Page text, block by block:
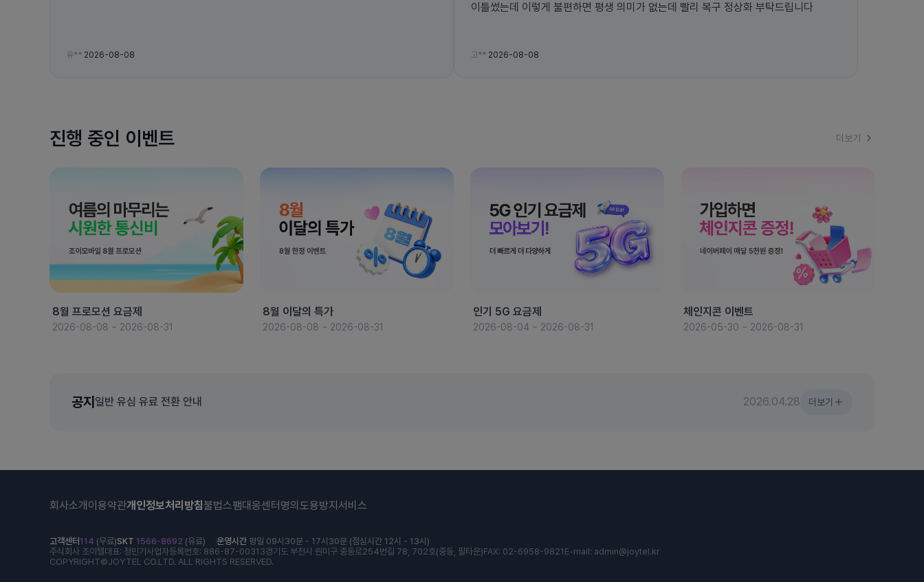
유** 2026-08-08
이틀썼는데 이렇게 불편하면 평생 의미가 없는데 빨리 복구 정상화 부탁드립니다
고** 2026-08-08
진행 중인 이벤트 더보기
8월 프로모션 요금제
2026-08-08 ~ 2026-08-31
8월 이달의 특가
2026-08-08 ~ 2026-08-31
인기 5G 요금제
2026-08-04 ~ 2026-08-31
체인지콘 이벤트
2026-05-30 ~ 2026-08-31
공지 일반 유심 유료 전환 안내 2026.04.28 더보기
회사소개 이용약관개인정보처리방침불법스팸대응센터 명의도용방지서비스
고객센터 114 (무료)SKT 1566-8692 (유료) 운영시간 평일 09시30분 - 17시30분 (점심시간 12시 - 13시)
주식회사 조이텔대표: 정민기 사업자등록번호: 886-87-00313경기도 부천시 원미구 중동로254번길 78, 702호(중동, 필타운)FAX: 02-6958-9821 E-mail: admin@joytel.kr
COPYRIGHT©JOYTEL CO.LTD. ALL RIGHTS RESERVED.